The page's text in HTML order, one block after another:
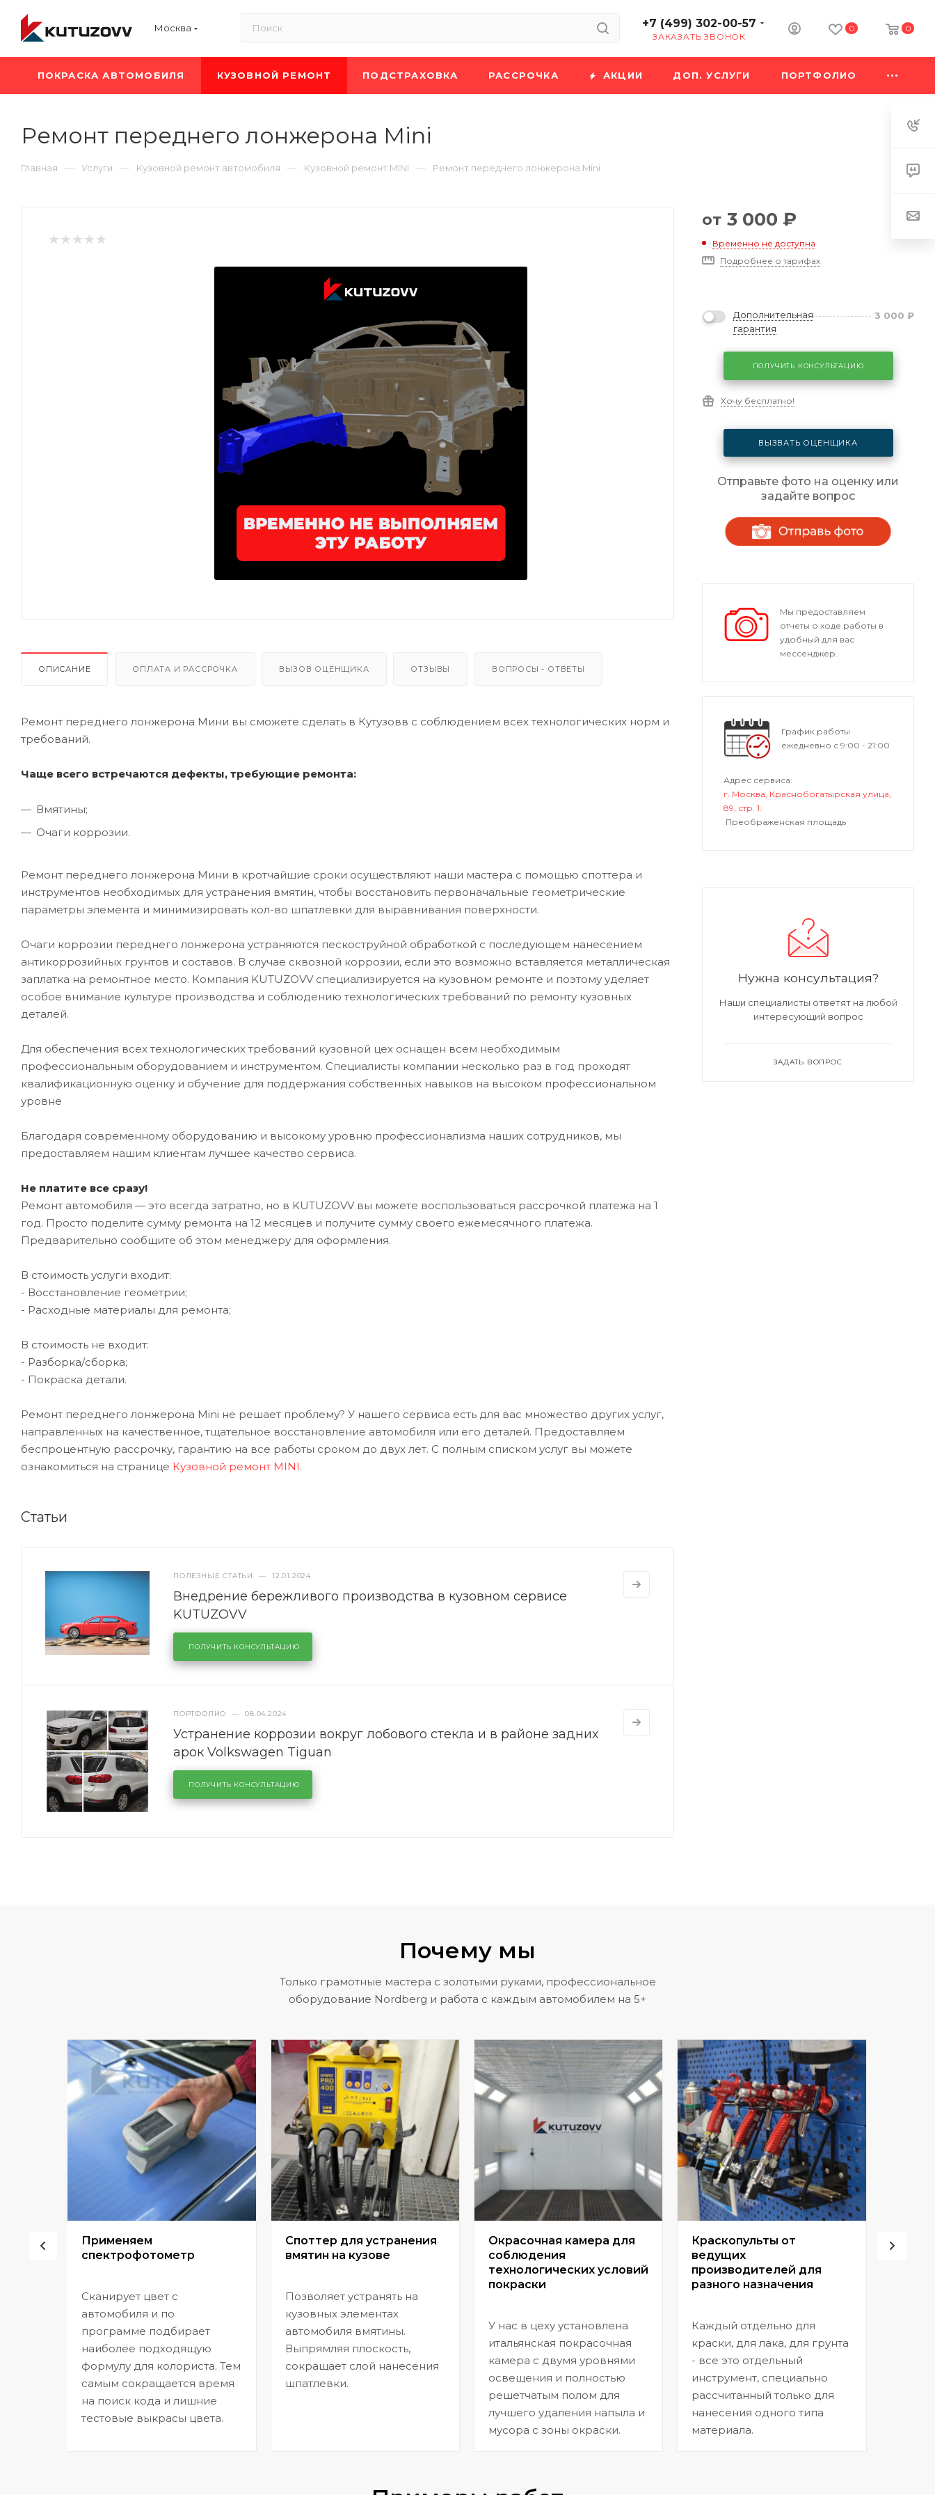
Москва +7 (499) 302-00-57
ЗАКАЗАТЬ ЗВОНОК
0 0
ПОКРАСКА АВТОМОБИЛЯ КУЗОВНОЙ РЕМОНТ ПОДСТРАХОВКА РАССРОЧКА АКЦИИ ДОП. УСЛУГИ ПОРТФОЛИО
Ремонт переднего лонжерона Mini
Главная — Услуги — Кузовной ремонт автомобиля — Кузовной ремонт MINI — Ремонт переднего лонжерона Mini
ОПИСАНИЕ ОПЛАТА И РАССРОЧКА ВЫЗОВ ОЦЕНЩИКА ОТЗЫВЫ ВОПРОСЫ - ОТВЕТЫ
Ремонт переднего лонжерона Мини вы сможете сделать в Кутузовв с соблюдением всех технологических норм и
требований.
Чаще всего встречаются дефекты, требующие ремонта:
Вмятины;
Очаги коррозии.
Ремонт переднего лонжерона Мини в кротчайшие сроки осуществляют наши мастера с помощью споттера и
инструментов необходимых для устранения вмятин, чтобы восстановить первоначальные геометрические
параметры элемента и минимизировать кол-во шпатлевки для выравнивания поверхности.
Очаги коррозии переднего лонжерона устраняются пескоструйной обработкой с последующем нанесением
антикоррозийных грунтов и составов. В случае сквозной коррозии, если это возможно вставляется металлическая
заплатка на ремонтное место. Компания KUTUZOVV специализируется на кузовном ремонте и поэтому уделяет
особое внимание культуре производства и соблюдению технологических требований по ремонту кузовных
деталей.
Для обеспечения всех технологических требований кузовной цех оснащен всем необходимым
профессиональным оборудованием и инструментом. Специалисты компании несколько раз в год проходят
квалификационную оценку и обучение для поддержания собственных навыков на высоком профессиональном
уровне
Благодаря современному оборудованию и высокому уровню профессионализма наших сотрудников, мы
предоставляем нашим клиентам лучшее качество сервиса.
Не платите все сразу!
Ремонт автомобиля — это всегда затратно, но в KUTUZOVV вы можете воспользоваться рассрочкой платежа на 1
год. Просто поделите сумму ремонта на 12 месяцев и получите сумму своего ежемесячного платежа.
Предварительно сообщите об этом менеджеру для оформления.
В стоимость услуги входит:
- Восстановление геометрии;
- Расходные материалы для ремонта;
В стоимость не входит:
- Разборка/сборка;
- Покраска детали.
Ремонт переднего лонжерона Mini не решает проблему? У нашего сервиса есть для вас множество других услуг,
направленных на качественное, тщательное восстановление автомобиля или его деталей. Предоставляем
беспроцентную рассрочку, гарантию на все работы сроком до двух лет. С полным списком услуг вы можете
ознакомиться на странице Кузовной ремонт MINI.
Статьи
ПОЛЕЗНЫЕ СТАТЬИ — 12.01.2024
Внедрение бережливого производства в кузовном сервисе
KUTUZOVV
ПОЛУЧИТЬ КОНСУЛЬТАЦИЮ
ПОРТФОЛИО — 08.04.2024
Устранение коррозии вокруг лобового стекла и в районе задних
арок Volkswagen Tiguan
ПОЛУЧИТЬ КОНСУЛЬТАЦИЮ
от 3 000 ₽
Временно не доступна
Подробнее о тарифах
Дополнительная
гарантия
3 000 ₽
ПОЛУЧИТЬ КОНСУЛЬТАЦИЮ
Хочу бесплатно!
ВЫЗВАТЬ ОЦЕНЩИКА
Отправьте фото на оценку или
задайте вопрос
Мы предоставляем
отчеты о ходе работы в
удобный для вас
мессенджер.
График работы
ежедневно с 9:00 - 21:00
Адрес сервиса:
г. Москва, Краснобогатырская улица,
89, стр. 1.
Преображенская площадь
Нужна консультация?
Наши специалисты ответят на любой
интересующий вопрос
ЗАДАТЬ ВОПРОС
Почему мы
Только грамотные мастера с золотыми руками, профессиональное
оборудование Nordberg и работа с каждым автомобилем на 5+
Применяем
спектрофотометр
Сканирует цвет с
автомобиля и по
программе подбирает
наиболее подходящую
формулу для колориста. Тем
самым сокращается время
на поиск кода и лишние
тестовые выкрасы цвета.
Споттер для устранения
вмятин на кузове
Позволяет устранять на
кузовных элементах
автомобиля вмятины.
Выпрямляя плоскость,
сокращает слой нанесения
шпатлевки.
Окрасочная камера для
соблюдения
технологических условий
покраски
У нас в цеху установлена
итальянская покрасочная
камера с двумя уровнями
освещения и полностью
решетчатым полом для
лучшего удаления напыла и
мусора с зоны окраски.
Краскопульты от
ведущих
производителей для
разного назначения
Каждый отдельно для
краски, для лака, для грунта
- все это отдельный
инструмент, специально
рассчитанный только для
нанесения одного типа
материала.